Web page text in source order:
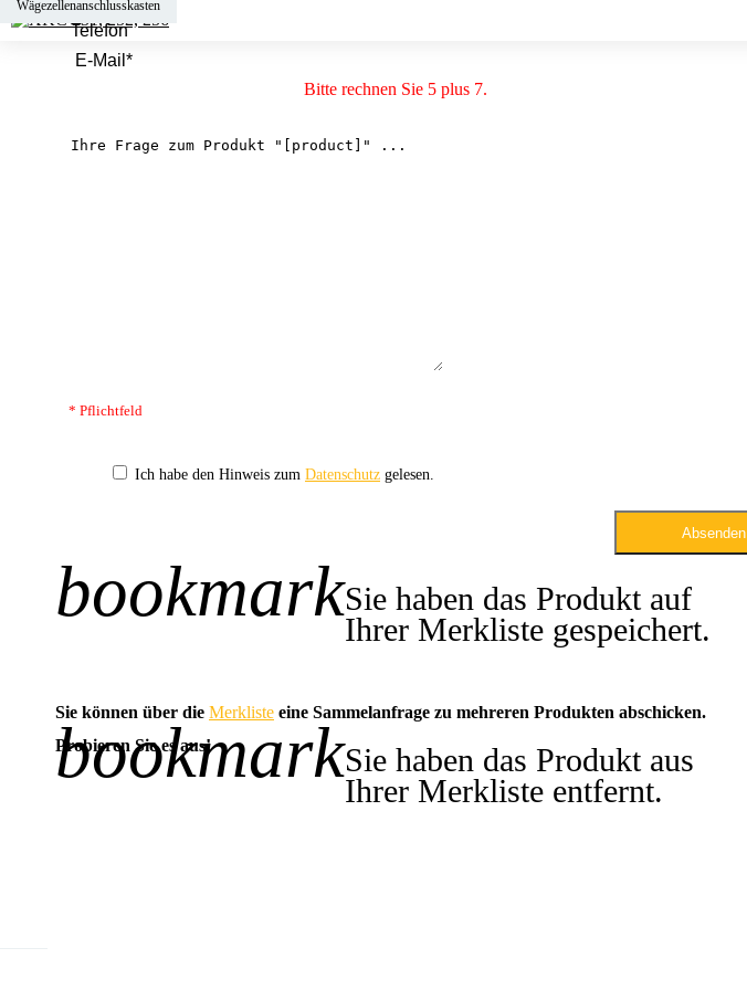
Wägezellenanschlusskasten
Bitte rechnen Sie 5 plus 7.
* Pflichtfeld
Ich habe den Hinweis zum Datenschutz gelesen.
Absenden
bookmarkSie haben das Produkt auf
Ihrer Merkliste gespeichert.
Sie können über die Merkliste eine Sammelanfrage zu mehreren Produkten abschicken.
Probieren Sie es aus!
-1
bookmarkSie haben das Produkt aus
Ihrer Merkliste entfernt.